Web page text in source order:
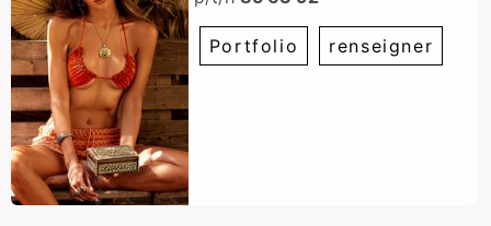
Portfolio renseigner